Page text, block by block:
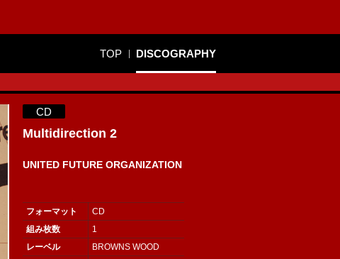
TOP DISCOGRAPHY
CD
Multidirection 2
UNITED FUTURE ORGANIZATION
フォーマット
CD
組み枚数
1
レーベル
BROWNS WOOD